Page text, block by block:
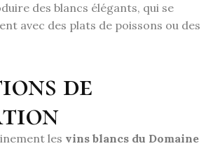
des blancs élégants, qui se
avec des plats de poissons ou des
de
les vins blancs du Domaine